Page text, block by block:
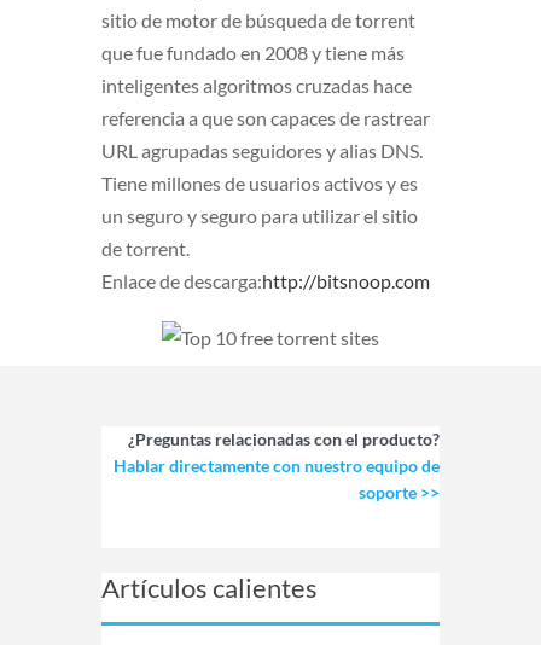
sitio de motor de búsqueda de torrent
que fue fundado en 2008 y tiene más
inteligentes algoritmos cruzadas hace
referencia a que son capaces de rastrear
URL agrupadas seguidores y alias DNS.
Tiene millones de usuarios activos y es
un seguro y seguro para utilizar el sitio
de torrent.
Enlace de descarga:http://bitsnoop.com
¿Preguntas relacionadas con el producto?
Hablar directamente con nuestro equipo de
soporte >>
Artículos calientes